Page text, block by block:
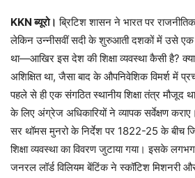
KKNब्यूरो। ब्रिटिश शासन ने भारत पर
लेकिन उन्नीसवीं सदी के शुरुआती दशकों में उसे
था—आखिर इस देश की शिक्षा व्यवस्था कैसी है?
अशिक्षित था, जैसा बाद के औपनिवेशिक विमर्श में
पहले से ही एक संगठित स्थानीय शिक्षा तंत्र मौजूद
के लिए अंग्रेज अधिकारियों ने व्यापक सर्वेक्षण
सर थॉमस मुनरो के निर्देश पर 1822-25 के बीच
शिक्षा व्यवस्था का विवरण जुटाया गया। इसके
जनरल लॉर्ड विलियम बेंटिंक ने स्कॉटिश मिशनरी और